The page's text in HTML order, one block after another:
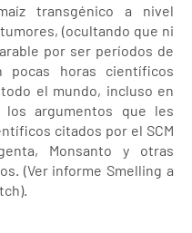
transgénico a nivel
(ocultando que ni
por ser períodos de
pocas horas científicos
el mundo, incluso en
los argumentos que les
citados por el SCM
Monsanto y otras
(Ver informe Smelling a